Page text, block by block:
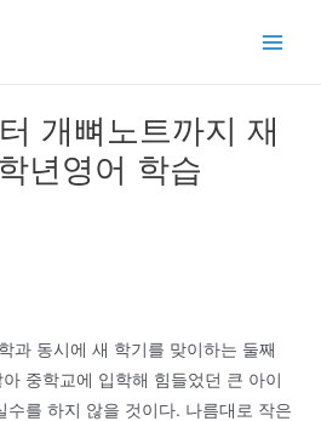
개뼈노트까지 재
년영어 학습
과 동시에 새 학기를 맞이하는 둘째
중학교에 입학해 힘들었던 큰 아이
수를 하지 않을 것이다. 나름대로 작은